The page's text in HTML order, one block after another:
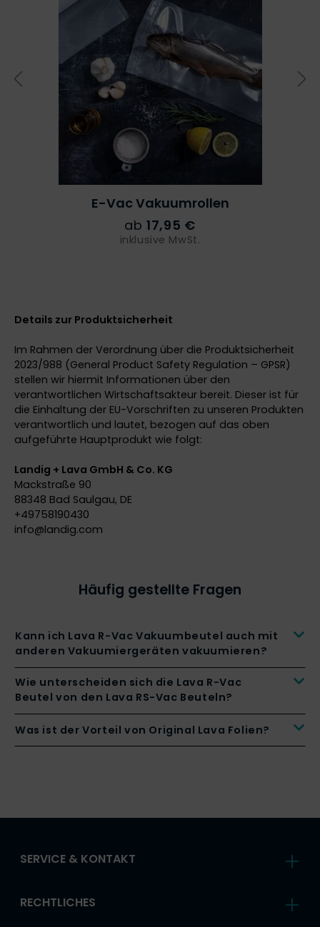
E-Vac Vakuumrollen
ab17,95 €
inklusive MwSt.
Details zur Produktsicherheit
Im Rahmen der Verordnung über die Produktsicherheit
2023/988 (General Product Safety Regulation – GPSR)
stellen wir hiermit Informationen über den
verantwortlichen Wirtschaftsakteur bereit. Dieser ist für
die Einhaltung der EU-Vorschriften zu unseren Produkten
verantwortlich und lautet, bezogen auf das oben
aufgeführte Hauptprodukt wie folgt:
Landig + Lava GmbH & Co. KG
Mackstraße 90
88348 Bad Saulgau, DE
+49758190430
info@landig.com
Häufig gestellte Fragen
Kann ich Lava R-Vac Vakuumbeutel auch mit
anderen Vakuumiergeräten vakuumieren?
Wie unterscheiden sich die Lava R-Vac
Beutel von den Lava RS-Vac Beuteln?
Was ist der Vorteil von Original Lava Folien?
SERVICE & KONTAKT
RECHTLICHES